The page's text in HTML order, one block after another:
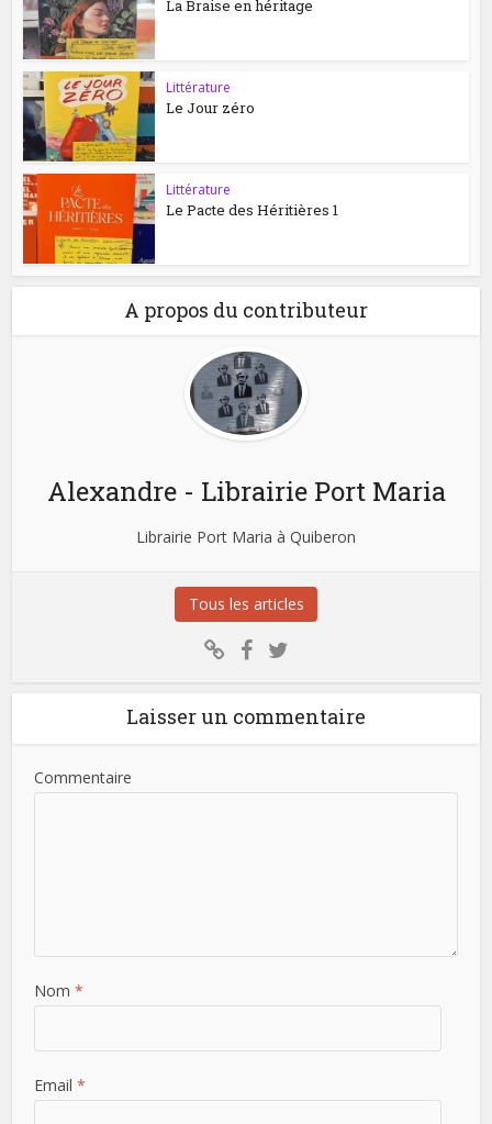
La Braise en héritage
Littérature
Le Jour zéro
Littérature
Le Pacte des Héritières 1
A propos du contributeur
Alexandre - Librairie Port Maria
Librairie Port Maria à Quiberon
Tous les articles
Laisser un commentaire
Commentaire
Nom *
Email *